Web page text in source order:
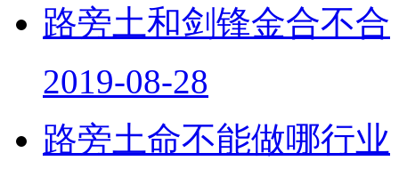
路旁土和剑锋金合不合
2019-08-28
路旁土命不能做哪行业